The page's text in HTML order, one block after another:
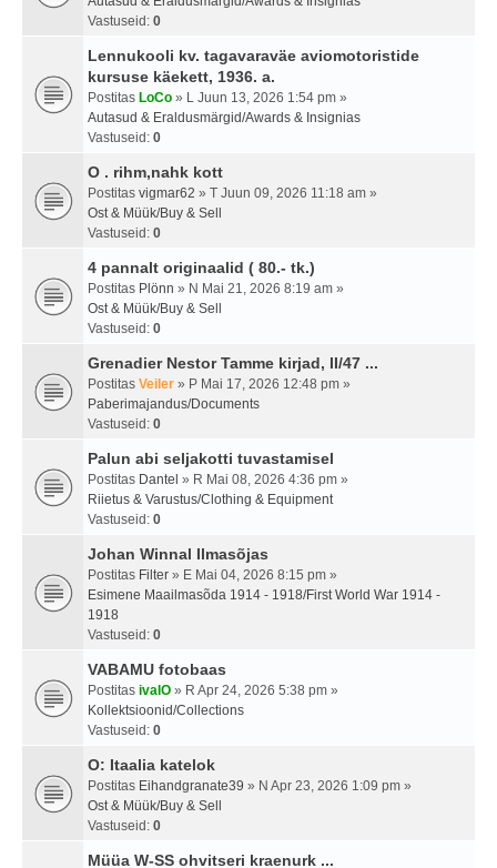
Vastuseid: 0
Lennukooli kv. tagavaraväe aviomotoristide
kursuse käekett, 1936. a.
Postitas LoCo » L Juun 13, 2026 1:54 pm »
Autasud & Eraldusmärgid/Awards & Insignias
Vastuseid: 0
O . rihm,nahk kott
Postitas vigmar62 » T Juun 09, 2026 11:18 am »
Ost & Müük/Buy & Sell
Vastuseid: 0
4 pannalt originaalid ( 80.- tk.)
Postitas Plönn » N Mai 21, 2026 8:19 am »
Ost & Müük/Buy & Sell
Vastuseid: 0
Grenadier Nestor Tamme kirjad, II/47 ...
Postitas Veiler » P Mai 17, 2026 12:48 pm »
Paberimajandus/Documents
Vastuseid: 0
Palun abi seljakotti tuvastamisel
Postitas Dantel » R Mai 08, 2026 4:36 pm »
Riietus & Varustus/Clothing & Equipment
Vastuseid: 0
Johan Winnal Ilmasõjas
Postitas Filter » E Mai 04, 2026 8:15 pm »
Esimene Maailmasõda 1914 - 1918/First World War 1914 -
1918
Vastuseid: 0
VABAMU fotobaas
Postitas ivalO » R Apr 24, 2026 5:38 pm »
Kollektsioonid/Collections
Vastuseid: 0
O: Itaalia katelok
Postitas Eihandgranate39 » N Apr 23, 2026 1:09 pm »
Ost & Müük/Buy & Sell
Vastuseid: 0
Müüa W-SS ohvitseri kraenurk ...